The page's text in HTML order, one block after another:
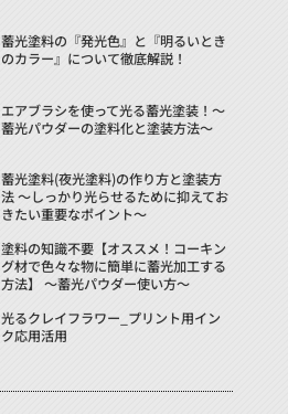
蓄光塗料の『発光色』と『明るいとき
のカラー』について徹底解説！
エアブラシを使って光る蓄光塗装！～
蓄光パウダーの塗料化と塗装方法～
蓄光塗料(夜光塗料)の作り方と塗装方
法 ～しっかり光らせるために抑えてお
きたい重要なポイント～
塗料の知識不要【オススメ！コーキン
グ材で色々な物に簡単に蓄光加工する
方法】 ～蓄光パウダー使い方～
光るクレイフラワー_プリント用イン
ク応用活用